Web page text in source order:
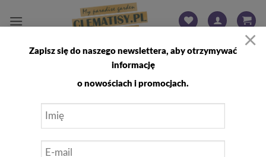
PORADY I CIEKAWOSTKI
Lagerstroemia – Roślina, która łączy
×
Zapisz się do naszego newslettera, aby otrzymywać
informację
o nowościach i promocjach.